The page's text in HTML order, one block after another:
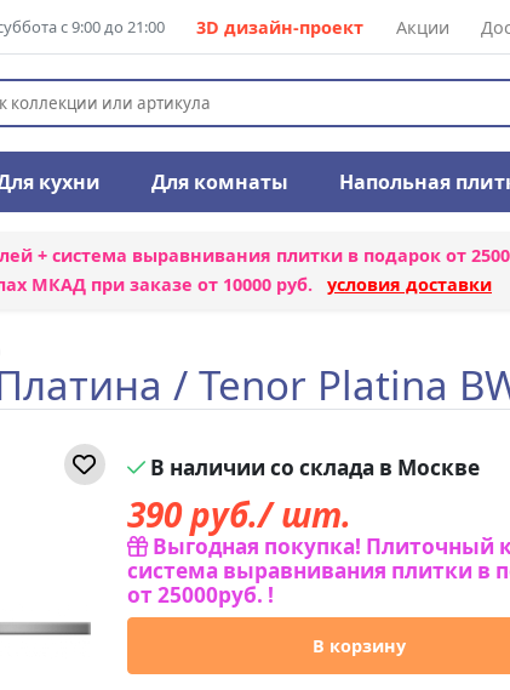
с 9:00 до 21:00 3D дизайн-проект Акции
кухни Для комнаты Напольная
+ система выравнивания плиткив подарок от
МКАД при заказе от 10000 руб. условия доставки
/ Tenor Platina
В наличии со склада в Москве
390руб./ шт.
Выгодная покупка! Плиточный
система выравнивания плитки в
от 25000руб. !
В корзину